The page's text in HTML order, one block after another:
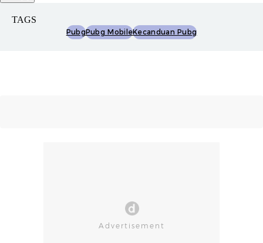
TAGS
PubgPubg MobileKecanduan Pubg